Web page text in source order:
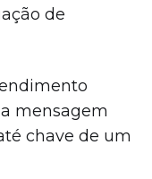
de
mensagem
chave de um